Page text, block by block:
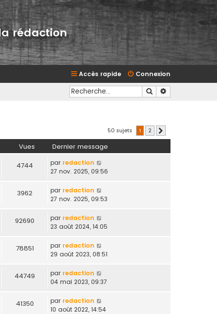
rédaction
Connexion
Accès rapide
Rechercher
50 sujets 1 2
Vues Dernier message
4744 par redaction
27 nov. 2025, 09:56
3962 par redaction
27 nov. 2025, 09:53
92690 par redaction
23 août 2024, 14:05
78851 par redaction
29 août 2023, 08:51
44749 par redaction
04 mai 2023, 09:37
41350 par redaction
10 août 2022, 14:54